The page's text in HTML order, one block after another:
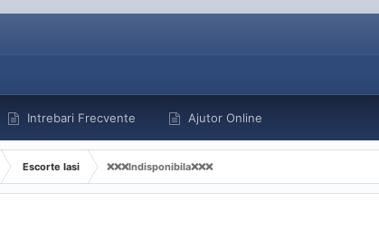
Intrebari Frecvente Ajutor Online
Escorte Iasi ❌️❌️❌️Indisponibila❌️❌️❌️